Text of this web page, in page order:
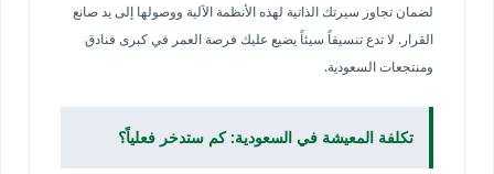
لضمان تجاوز سيرتك الذاتية لهذه الأنظمة الآلية ووصولها إلى يد صانع
القرار. لا تدع تنسيقاً سيئاً يضيع عليك فرصة العمر في كبرى فنادق
ومنتجعات السعودية.
تكلفة المعيشة في السعودية: كم ستدخر فعلياً؟